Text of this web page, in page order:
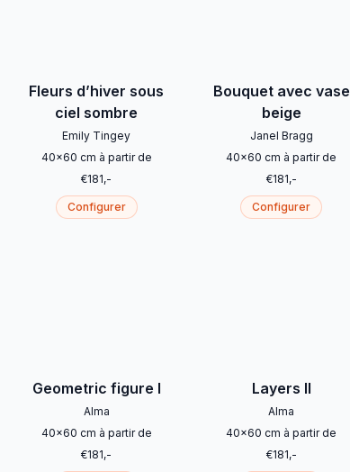
Fleurs d’hiver sous
ciel sombre
Emily Tingey
40x60 cm à partir de
€181,-
Configurer
Bouquet avec vase
beige
Janel Bragg
40x60 cm à partir de
€181,-
Configurer
Geometric figure I
Alma
40x60 cm à partir de
€181,-
Layers II
Alma
40x60 cm à partir de
€181,-